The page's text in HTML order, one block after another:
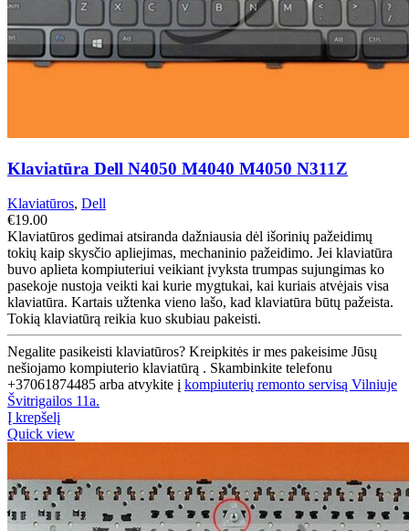
Klaviatūra Dell N4050 M4040 M4050 N311Z
Klaviatūros, Dell
€19.00
Klaviatūros gedimai atsiranda dažniausia dėl išorinių pažeidimų
tokių kaip skysčio apliejimas, mechaninio pažeidimo. Jei klaviatūra
buvo aplieta kompiuteriui veikiant įvyksta trumpas sujungimas ko
pasekoje nustoja veikti kai kurie mygtukai, kai kuriais atvėjais visa
klaviatūra. Kartais užtenka vieno lašo, kad klaviatūra būtų pažeista.
Tokią klaviatūrą reikia kuo skubiau pakeisti.
Negalite pasikeisti klaviatūros? Kreipkitės ir mes pakeisime Jūsų
nešiojamo kompiuterio klaviatūrą . Skambinkite telefonu
+37061874485 arba atvykite į kompiuterių remonto servisą Vilniuje
Švitrigailos 11a.
Į krepšelį
Quick view